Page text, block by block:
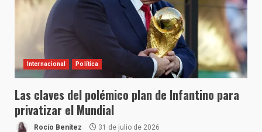
Internacional Política
Las claves del polémico plan de Infantino para
privatizar el Mundial
Rocío Benítez 31 de julio de 2026